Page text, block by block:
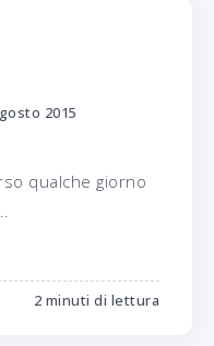
2015
qualche giorno
2 minuti di lettura